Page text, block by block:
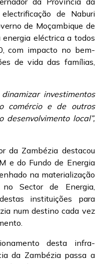
de Naburi
de Moçambique de
eléctrica a todos
com impacto no bem-
de vida das famílias,
investimentos
comércio e de outros
local”,
da Zambézia destacou
e do Fundo de Energia
na materialização
Sector de Energia,
instituições para
num destino cada vez
desta infra-
da Zambézia passa a